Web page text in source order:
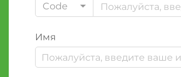
Code
Имя